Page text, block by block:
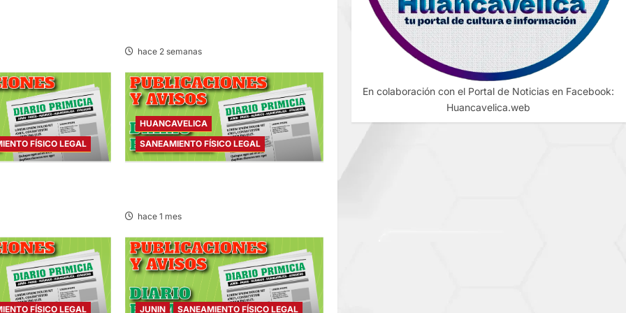
hace 2 semanas
FÍSICO LEGAL
HUANCAVELICA
SANEAMIENTO FÍSICO LEGAL
hace 1 mes
FÍSICO LEGAL JUNIN SANEAMIENTO FÍSICO LEGAL
En colaboración con el Portal de Noticias en Facebook:
Huancavelica.web